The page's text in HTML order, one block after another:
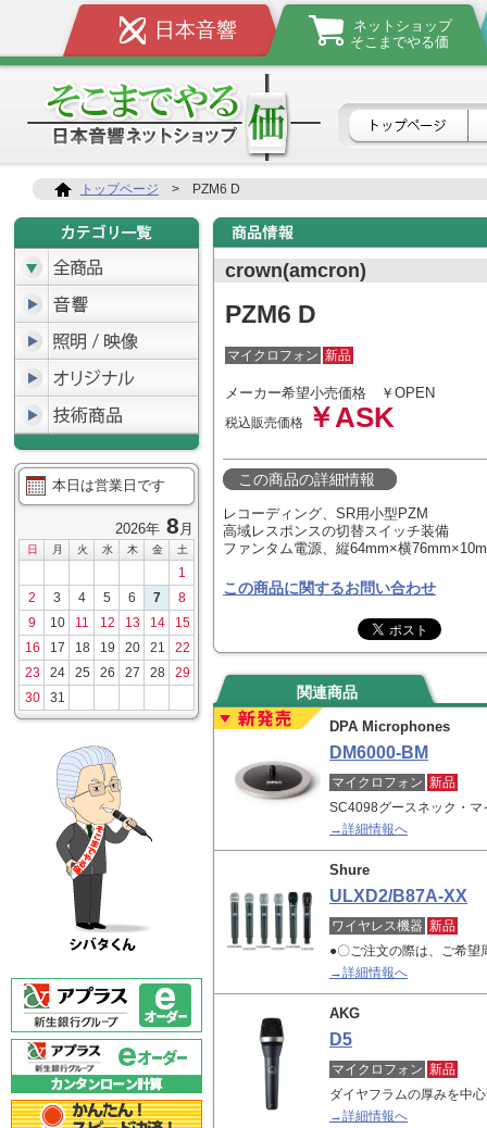
日本音響
ネットショップ
そこまでやる価
トップページ > PZM6 D
本日は営業日です
2026年 8 月
日 月 火 水 木 金 土
1
2
3 4 5 6 7
8
9
10 11 12 13 14
15
16
17 18 19 20 21
22
23
24 25 26 27 28
29
30
31
crown(amcron)
PZM6 D
マイクロフォン 新品
メーカー希望小売価格 ￥OPEN
税込販売価格 ￥ASK
この商品の詳細情報
レコーディング、SR用小型PZM
高域レスポンスの切替スイッチ装備
ファンタム電源、縦64mm×横
この商品に関するお問い合わせ
関連商品
DPA Microphones
DM6000-BM
マイクロフォン 新品
SC4098グースネック・マ
→詳細情報へ
Shure
ULXD2/B87A-XX
ワイヤレス機器 新品
●〇ご注文の際は、ご希
→詳細情報へ
AKG
D5
マイクロフォン 新品
ダイヤフラムの厚みを中
→詳細情報へ